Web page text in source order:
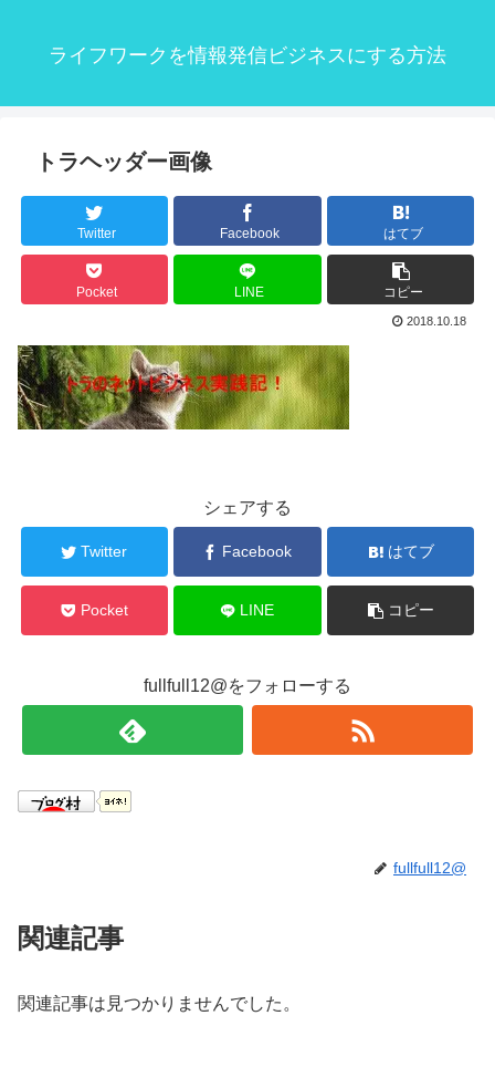
ライフワークを情報発信ビジネスにする方法
トラヘッダー画像
Twitter Facebook はてブ
Pocket LINE コピー
2018.10.18
シェアする
Twitter Facebook はてブ
Pocket LINE コピー
fullfull12@をフォローする
fullfull12@
関連記事
関連記事は見つかりませんでした。